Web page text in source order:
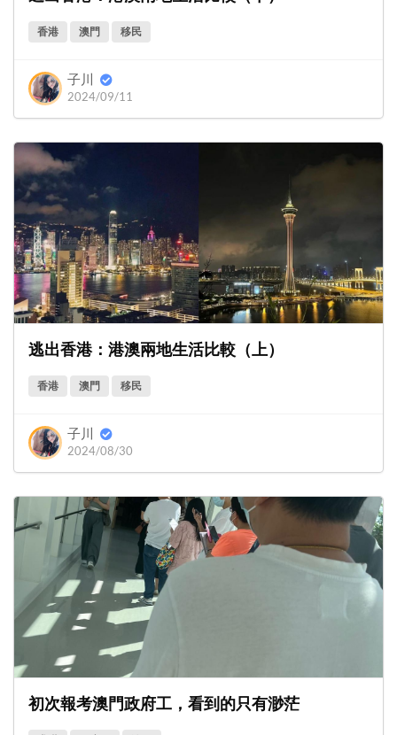
香港 澳門 移民
子川
2024/09/11
逃出香港：港澳兩地生活比較（上）
香港 澳門 移民
子川
2024/08/30
初次報考澳門政府工，看到的只有渺茫